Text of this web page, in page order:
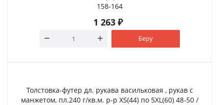
158-164
1 263₽
Беру
Толстовка-футер дл. рукава васильковая , рукав с
манжетом, пл.240 г/кв.м. р-р XS(44) по 5XL(60) 48-50 /